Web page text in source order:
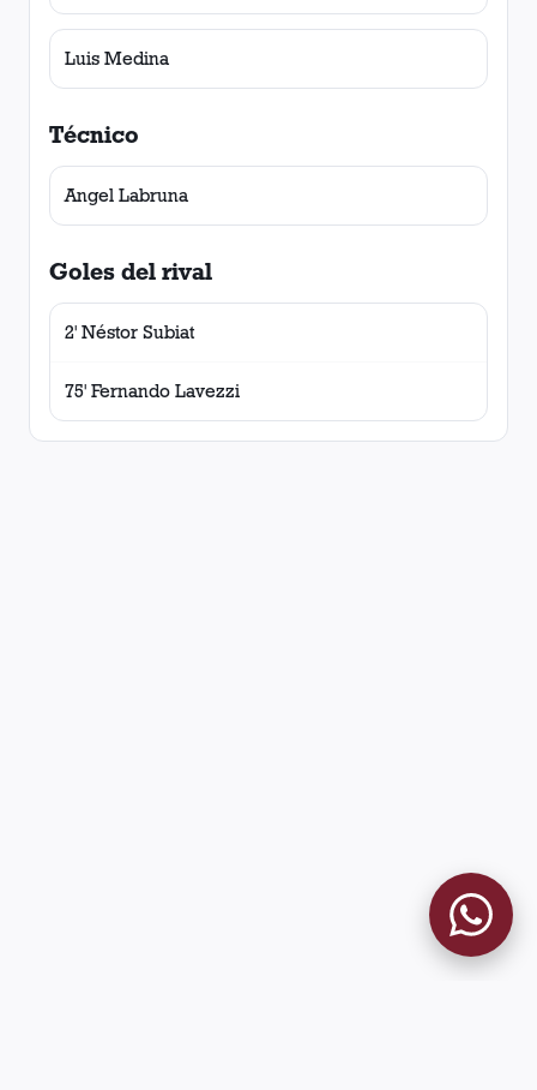
Luis Medina
Técnico
Angel Labruna
Goles del rival
2' Néstor Subiat
75' Fernando Lavezzi